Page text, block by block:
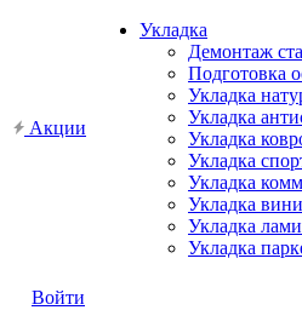
Акции
Укладка
Демонтаж
Подготовка
Укладка
Укладка
Укладка
Укладка
Укладка
Укладка
Укладка
Укладка
Войти